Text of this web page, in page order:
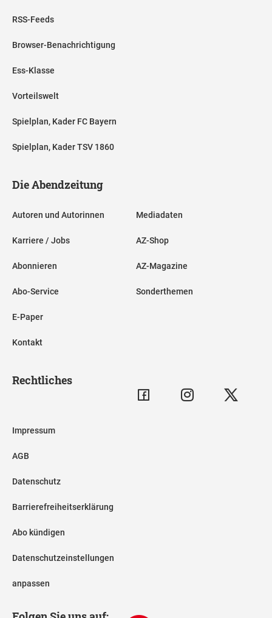
RSS-Feeds
Browser-Benachrichtigung
Ess-Klasse
Vorteilswelt
Spielplan, Kader FC Bayern
Spielplan, Kader TSV 1860
Die Abendzeitung
Autoren und Autorinnen
Karriere / Jobs
Abonnieren
Abo-Service
E-Paper
Kontakt
Mediadaten
AZ-Shop
AZ-Magazine
Sonderthemen
Rechtliches
Impressum
AGB
Datenschutz
Barrierefreiheitserklärung
Abo kündigen
Datenschutzeinstellungen
anpassen